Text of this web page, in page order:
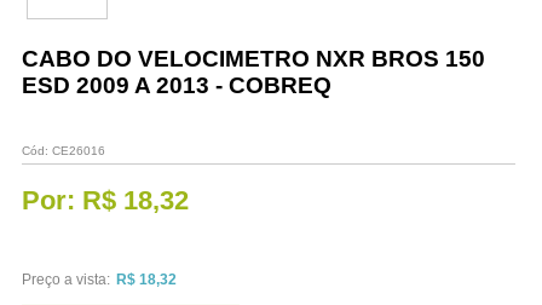
Vestuário
Promoções
CABO DO VELOCIMETRO NXR BROS 150
ESD 2009 A 2013 - COBREQ
Cód: CE26016
Por: R$ 18,32
Preço a vista: R$ 18,32